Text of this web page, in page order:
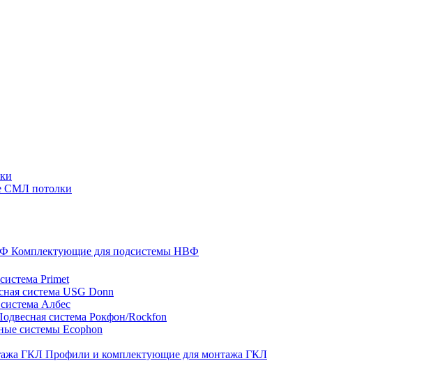
СМЛ потолки
Комплектующие для подсистемы НВФ
Primet
система USG Donn
Албес
система Рокфон/Rockfon
системы Ecophon
Профили и комплектующие для монтажа ГКЛ